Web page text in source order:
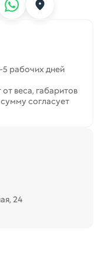
5 рабочих дней
веса, габаритов
согласует
24